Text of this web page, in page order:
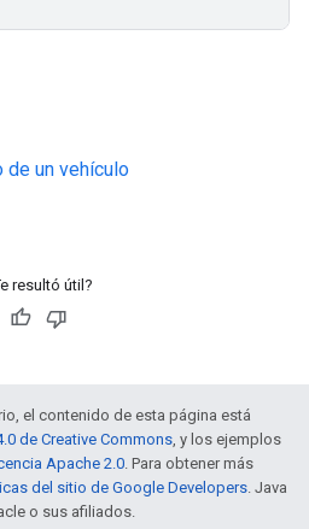
de un vehículo
resultó útil?
el contenido de esta página está
de Creative Commons, y los ejemplos
Apache 2.0. Para obtener más
del sitio de Google Developers. Java
o sus afiliados.